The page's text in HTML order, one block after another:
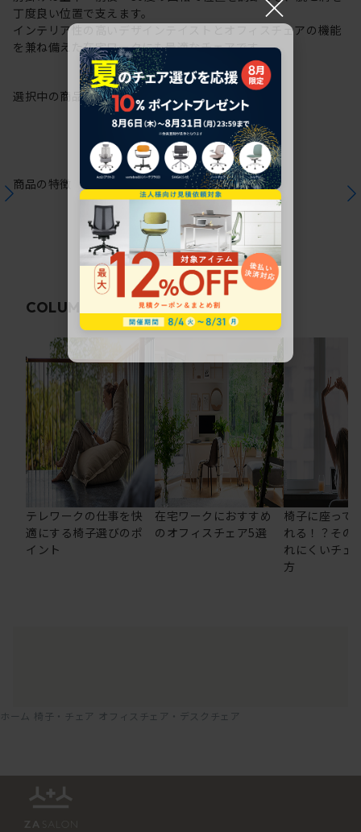
丁度良い位置で支えます。
インテリア性の高いデザインテイストとオフィスチェアの機能
を兼ね備えた在宅ワークにも最適なチェアです。
選択中の商品情報保証注意事項
商品の特徴
COLUMN 関連コラム
テレワークの仕事を快
適にする椅子選びのポ
イント
在宅ワークにおすすめ
のオフィスチェア5選
椅子に座って
れる！？その
れにくいチェ
方
ホーム 椅子・チェア オフィスチェア・デスクチェア